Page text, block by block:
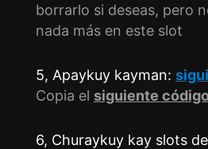
borrarlo si deseas, pero
nada más en este slot
5, Apaykuy kayman:
Copia el siguiente
6, Churaykuy kay slots